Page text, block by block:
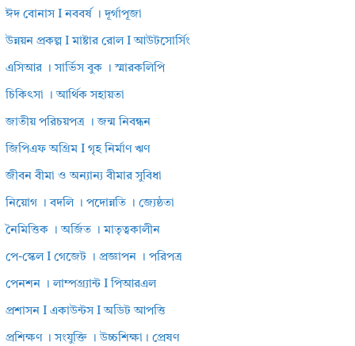
ঈদ বোনাস I নববর্ষ । দূর্গাপূজা
উন্নয়ন প্রকল্প I মাষ্টার রোল I আউটসোর্সিং
এসিআর । সার্ভিস বুক । স্মারকলিপি
চিকিৎসা । আর্থিক সহায়তা
জাতীয় পরিচয়পত্র । জন্ম নিবন্ধন
জিপিএফ অগ্রিম I গৃহ নির্মাণ ঋণ
জীবন বীমা ও অন্যান্য বীমার সুবিধা
নিয়োগ । বদলি । পদোন্নতি । জ্যেষ্ঠতা
নৈমিত্তিক । অর্জিত । মাতৃত্বকালীন
পে-স্কেল I গেজেট । প্রজ্ঞাপন । পরিপত্র
পেনশন । লাম্পগ্র্যান্ট I পিআরএল
প্রশাসন I একাউন্টস I অডিট আপত্তি
প্রশিক্ষণ । সংযুক্তি । উচ্চশিক্ষা। প্রেষণ